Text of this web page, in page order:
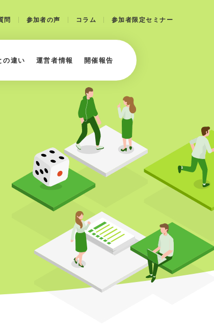
問 参加者の声 コラム 参加者限定セミナー
の違い 運営者情報 開催報告